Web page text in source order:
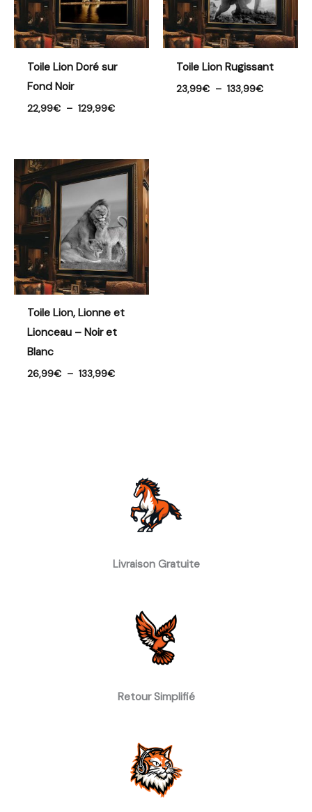
Toile Lion Doré sur
Fond Noir
22,99€ – 129,99€
Toile Lion Rugissant
23,99€ – 133,99€
Toile Lion, Lionne et
Lionceau – Noir et
Blanc
26,99€ – 133,99€
Plage
de
prix :
26,99€
à
133,99€
Livraison Gratuite
Retour Simplifié